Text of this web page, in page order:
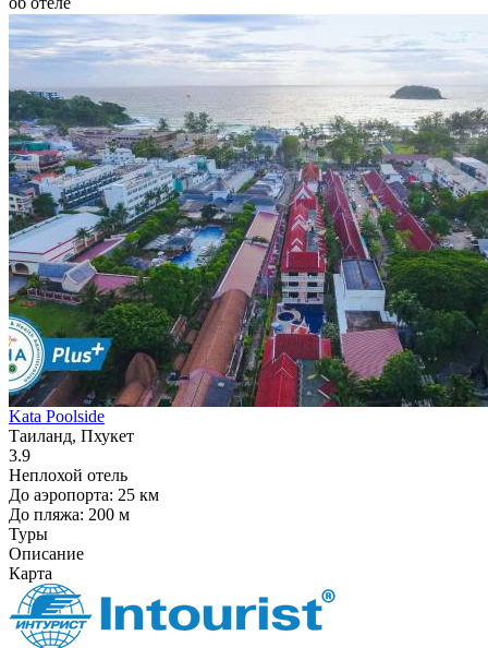
Kata Poolside
Таиланд, Пхукет
3.9
Неплохой отель
До аэропорта: 25 км
До пляжа: 200 м
Туры
Описание
Карта